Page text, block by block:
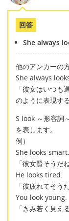
回答
She always
他のアンカーの
She always
「彼女はいつも
のように表現す
S look ～形容詞
を表します。
例）
She looks smart.
「彼女賢そうだね
He looks tired.
「彼疲れてそう
You look young.
「きみ若く見え